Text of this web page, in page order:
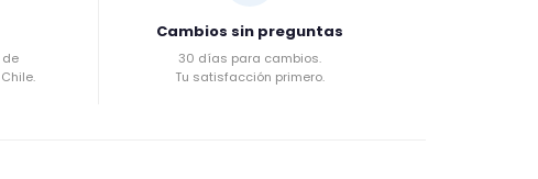
de
Cambios sin preguntas
30 días para cambios.
Tu satisfacción primero.